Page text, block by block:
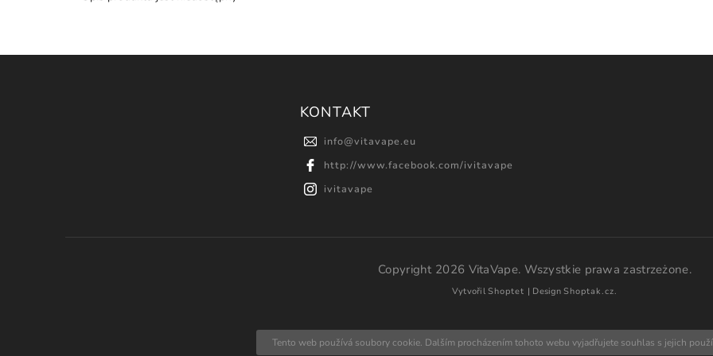
Tento web používá soubory cookie. Dalším procházením tohoto webu vyjadřujete souhlas s jejich
KONTAKT
info@vitavape.eu
http://www.facebook.com/ivitavape
ivitavape
Copyright 2026 VitaVape. Wszystkie prawa zastrzeżone.
VytvořilShoptet | DesignShoptak.cz.